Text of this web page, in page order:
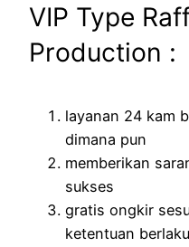
VIP Type
Production :
layanan 24 kam
dimana pun
memberikan
sukses
gratis ongkir
ketentuan berlaku